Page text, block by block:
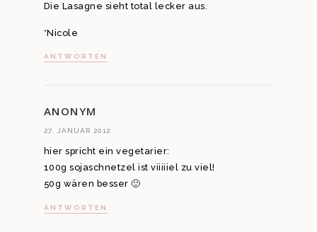
Die Lasagne sieht total lecker aus.
*Nicole
ANTWORTEN
ANONYM
27. JANUAR 2012
hier spricht ein vegetarier:
100g sojaschnetzel ist viiiiiel zu viel!
50g wären besser 🙂
ANTWORTEN